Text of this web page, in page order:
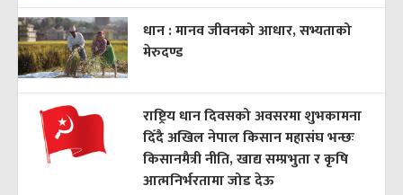
धान : मानव जीवनको आधार, सभ्यताको
मेरुदण्ड
राष्ट्रिय धान दिवसको अवसरमा शुभकामना
दिँदै अखिल नेपाल किसान महासंघ भन्छः
किसानमैत्री नीति, खाद्य सम्प्रभुता र कृषि
आत्मनिर्भरतामा जोड देऊ